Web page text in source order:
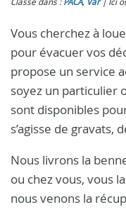
Vous cherchez à
pour évacuer vos
propose un service
soyez un particulier
sont disponibles
s’agisse de gravats,
Nous livrons la
ou chez vous, vous
nous venons la